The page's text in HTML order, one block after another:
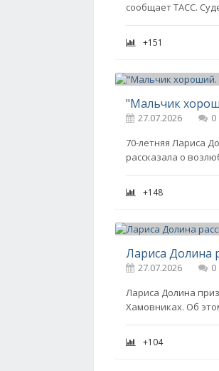
сообщает ТАСС.
+151
27.07.2026
0
70-летняя Лариса
рассказала о
+148
Лариса Долина
27.07.2026
0
Лариса Долина
Хамовниках. Об
+104